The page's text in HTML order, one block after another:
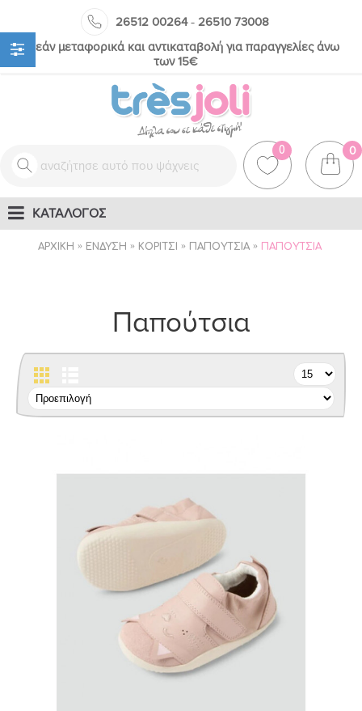
26512 00264- 26510 73008
Δωρεάν μεταφορικά και αντικαταβολή για παραγγελίες άνω
των 15€
0 0
ΚΑΤΑΛΟΓΟΣ
ΑΡΧΙΚΉ ΈΝΔΥΣΗ ΚΟΡΊΤΣΙ ΠΑΠΟΎΤΣΙΑ ΠΑΠΟΎΤΣΙΑ
Παπούτσια